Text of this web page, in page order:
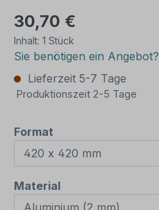
30,70 €
Inhalt: 1 Stück
Sie benötigen ein Angebot?
Lieferzeit 5-7 Tage
Produktionszeit 2-5 Tage
Format
Materialauswählen